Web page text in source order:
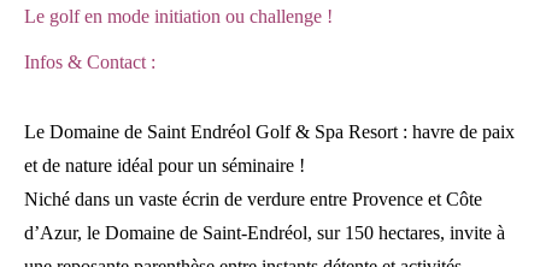
Le golf en mode initiation ou challenge !
Infos & Contact :
Le Domaine de Saint Endréol Golf & Spa Resort : havre de paix
et de nature idéal pour un séminaire !
Niché dans un vaste écrin de verdure entre Provence et Côte
d’Azur, le Domaine de Saint-Endréol, sur 150 hectares, invite à